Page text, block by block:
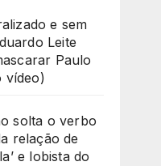
e sem
Leite
Paulo
vídeo)
solta o verbo
relação de
e lobista do